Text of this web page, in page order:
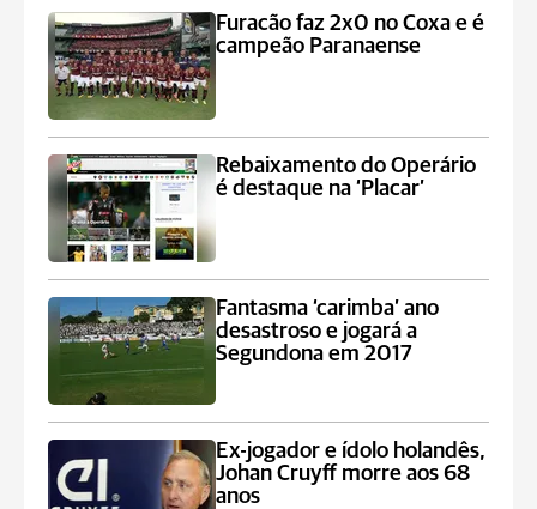
Furacão faz 2x0 no Coxa e é
campeão Paranaense
Rebaixamento do Operário
é destaque na ‘Placar’
Fantasma ‘carimba’ ano
desastroso e jogará a
Segundona em 2017
Ex-jogador e ídolo holandês,
Johan Cruyff morre aos 68
anos